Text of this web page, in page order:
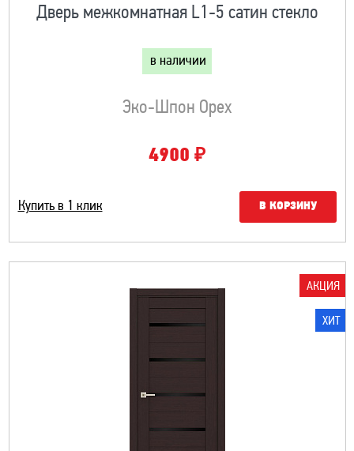
Дверь межкомнатная L1-5 сатин стекло
в наличии
Эко-Шпон Орех
4900 ₽
Купить в 1 клик В КОРЗИНУ
АКЦИЯ
ХИТ